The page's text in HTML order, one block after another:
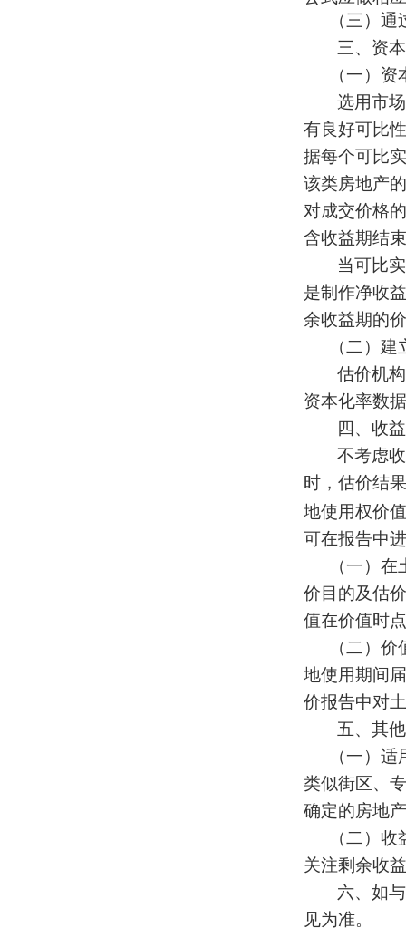
（三）
三、资
（一）
选用市
有良好可比
据每个可比
该类房地产
对成交价格
含收益期结
当可比
是制作净收
余收益期的
（二）
估价机
资本化率数
四、收
不考虑
时，估价结
地使用权价
可在报告中
（一）
价目的及估
值在价值时
（二）
地使用期间
价报告中对
五、其
（一）
类似街区、
确定的房地
（二）
关注剩余收
六、如
见为准。